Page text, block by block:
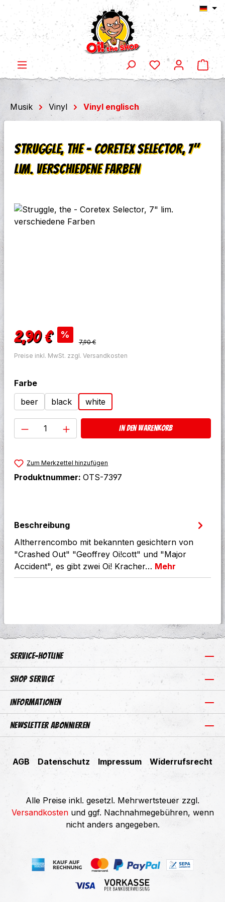
Zum Hauptinhalt springen
Musik Vinyl Vinyl englisch
Struggle, the - Coretex Selector, 7"
lim. verschiedene Farben
Bildergalerie überspringen
Verkaufspreis:
2,90 € %
Regulärer Preis:
7,90 €
Preise inkl. MwSt. zzgl. Versandkosten
Farbeauswählen
beer
black white
Produkt Anzahl: Gib den
In den Warenkorb
Zum Merkzettel hinzufügen
Produktnummer: OTS-7397
Beschreibung
Altherrencombo mit bekannten gesichtern von
"Crashed Out" "Geoffrey Oi!cott" und "Major
Accident", es gibt zwei Oi! Kracher… Mehr
Service-Hotline
Shop Service
Informationen
Newsletter abonnieren
AGB Datenschutz Impressum Widerrufsrecht
Alle Preise inkl. gesetzl. Mehrwertsteuer zzgl.
Versandkostenund ggf. Nachnahmegebühren, wenn
nicht anders angegeben.